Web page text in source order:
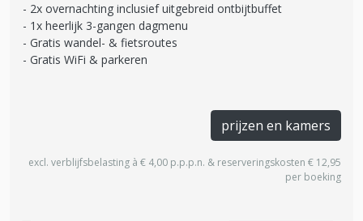
2x overnachting inclusief uitgebreid ontbijtbuffet
1x heerlijk 3-gangen dagmenu
Gratis wandel- & fietsroutes
Gratis WiFi & parkeren
prijzen en kamers
excl. verblijfsbelasting à € 4,00 p.p.p.n. & reserveringskosten € 12,95
per boeking